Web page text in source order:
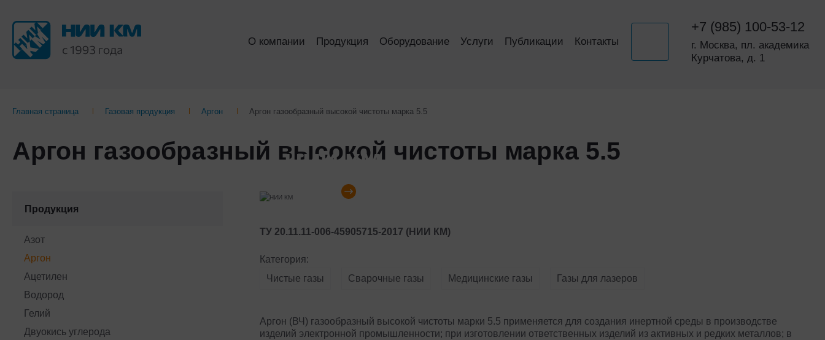
О компании Продукция Оборудование Услуги Публикации Контакты
+7 (985) 100-53-12
г. Москва, пл. академика
Курчатова, д. 1
Главная страница Газовая продукция Аргон Аргон газообразный высокой чистоты марка 5.5
Аргон газообразный высокой чистоты марка 5.5
Продукция
Азот
Аргон
Ацетилен
Водород
Гелий
Двуокись углерода
НИИ КМ
ТУ 20.11.11-006-45905715-2017 (НИИ КМ)
Категория:
Чистые газы
Сварочные газы Медицинские газы Газы для лазеров
Аргон (ВЧ) газообразный высокой чистоты марки 5.5 применяется для создания инертной среды в производстве
изделий электронной промышленности; при изготовлении ответственных изделий из активных и редких металлов; в